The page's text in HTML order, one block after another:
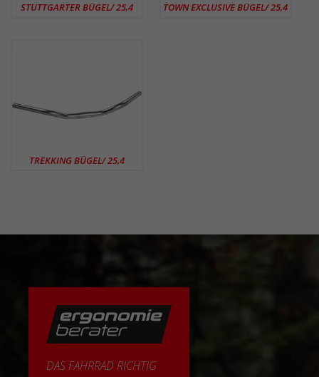
STUTTGARTER BÜGEL/ 25,4 TOWN EXCLUSIVE BÜGEL/ 25,4
TREKKING BÜGEL/ 25,4
DAS FAHRRAD RICHTIG